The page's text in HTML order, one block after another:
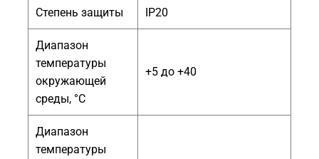
Степень защиты IP20
Диапазон
температуры
окружающей
среды, °С
+5 до +40
Диапазон
температуры